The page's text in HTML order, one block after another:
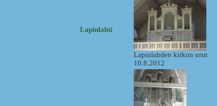
Lapinlahti
Lapinlahden kirkon urut
10.8.2012